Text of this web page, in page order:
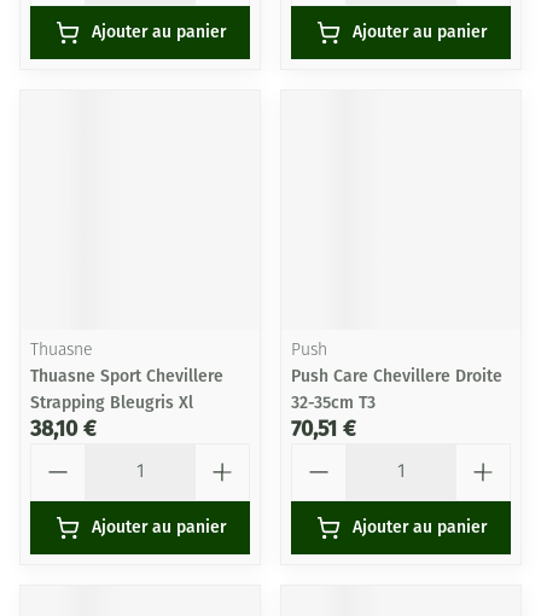
Ajouter au panier Ajouter au panier
Thuasne
Thuasne Sport Chevillere
Strapping Bleugris Xl
38,10 €
Ajouter au panier
Push
Push Care Chevillere Droite
32-35cm T3
70,51 €
Ajouter au panier